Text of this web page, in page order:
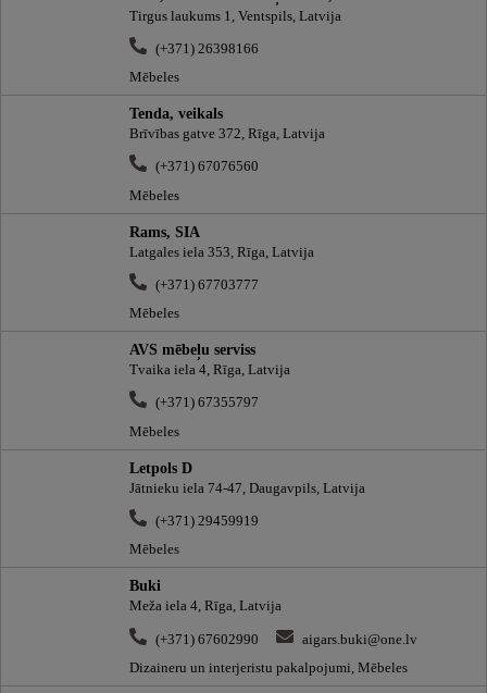
Tirgus laukums 1, Ventspils, Latvija
(+371) 26398166
Mēbeles
Tenda, veikals
Brīvības gatve 372, Rīga, Latvija
(+371) 67076560
Mēbeles
Rams, SIA
Latgales iela 353, Rīga, Latvija
(+371) 67703777
Mēbeles
AVS mēbeļu serviss
Tvaika iela 4, Rīga, Latvija
(+371) 67355797
Mēbeles
Letpols D
Jātnieku iela 74-47, Daugavpils, Latvija
(+371) 29459919
Mēbeles
Buki
Meža iela 4, Rīga, Latvija
(+371) 67602990
aigars.buki@one.lv
Dizaineru un interjeristu pakalpojumi, Mēbeles